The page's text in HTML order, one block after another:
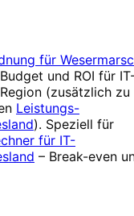
für
und ROI für
(zusätzlich zu
Leistungs-
). Speziell für
für IT-
– Break-even